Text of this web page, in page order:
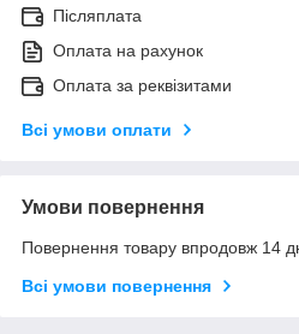
Післяплата
Оплата на рахунок
Оплата за реквізитами
Всі умови оплати
Умови повернення
Повернення товару впродовж 14
Всі умови повернення